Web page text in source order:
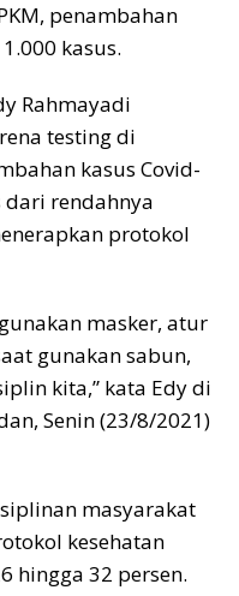
penambahan
kasus.
Rahmayadi
testing di
kasus Covid-
rendahnya
protokol
masker, atur
gunakan sabun,
kita,” kata Edy di
Senin (23/8/2021)
masyarakat
kesehatan
hingga 32 persen.